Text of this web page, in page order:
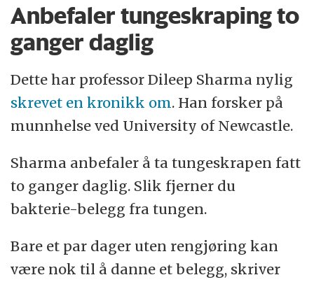
Anbefaler tungeskraping to
ganger daglig
Dette har professor Dileep Sharma nylig
skrevet en kronikk om. Han forsker på
munnhelse ved University of Newcastle.
Sharma anbefaler å ta tungeskrapen fatt
to ganger daglig. Slik fjerner du
bakterie-belegg fra tungen.
Bare et par dager uten rengjøring kan
være nok til å danne et belegg, skriver